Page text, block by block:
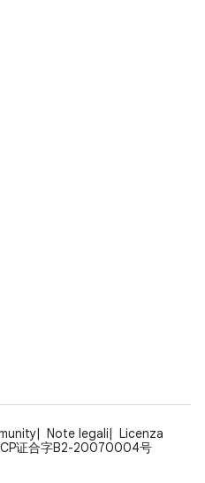
Note legali
Licenza
证合字B2-20070004号